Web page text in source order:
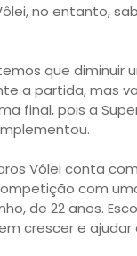
no entanto,
que diminuir
a partida, mas
final, pois a
Vôlei conta
com
de 22 anos.
crescer e ajudar